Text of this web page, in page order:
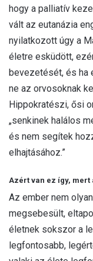
hogy a palliatív
vált az eutanázia
nyilatkozott úgy a
életre esküdött,
bevezetését, és ha
ne az orvosoknak
Hippokratészi, ősi
„senkinek halálos
és nem segítek
elhajtásához.”
Azért van ez így,
Az ember nem
megsebesült,
életnek sokszor a
legfontosabb,